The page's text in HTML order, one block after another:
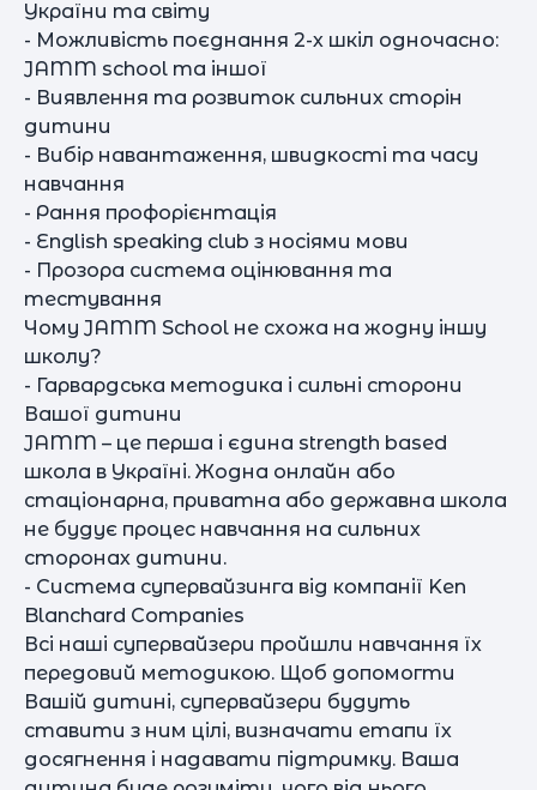
України та світу
- Можливість поєднання 2-х шкіл одночасно:
JAMM school та іншої
- Виявлення та розвиток сильних сторін
дитини
- Вибір навантаження, швидкості та часу
навчання
- Рання профорієнтація
- English speaking club з носіями мови
- Прозора система оцінювання та
тестування
Чому JAMM School не схожа на жодну іншу
школу?
- Гарвардська методика і сильні сторони
Вашої дитини
JAMM – це перша і єдина strength based
школа в Україні. Жодна онлайн або
стаціонарна, приватна або державна школа
не будує процес навчання на сильних
сторонах дитини.
- Система супервайзинга від компанії Ken
Blanchard Companies
Всі наші супервайзери пройшли навчання їх
передовий методикою. Щоб допомогти
Вашій дитині, супервайзери будуть
ставити з ним цілі, визначати етапи їх
досягнення і надавати підтримку. Ваша